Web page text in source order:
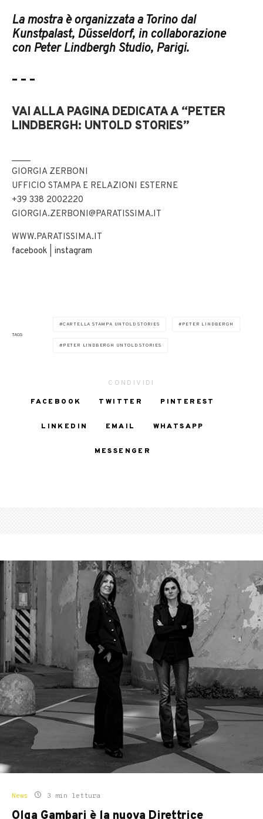
La mostra è organizzata a Torino dal
Kunstpalast, Düsseldorf, in collaborazione
con Peter Lindbergh Studio, Parigi.
– – –
VAI ALLA PAGINA DEDICATA A “PETER
LINDBERGH: UNTOLD STORIES”
____
GIORGIA ZERBONI
UFFICIO STAMPA E RELAZIONI ESTERNE
+39 338 2002220
GIORGIA.ZERBONI@PARATISSIMA.IT
WWW.PARATISSIMA.IT
facebook
instagram
TAGS
CARTELLA STAMPA UNTOLD STORIES PETER LINDBERGH
PETER LINDBERGH UNTOLD STORIES
CONDIVIDI
FACEBOOK
TWITTER PINTEREST
LINKEDIN EMAIL WHATSAPP
MESSENGER
News 3 min lettura